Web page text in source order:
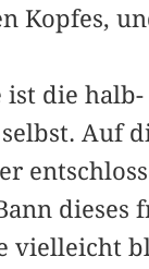
Kopfes,
die
Auf
dieses
v­ielleicht